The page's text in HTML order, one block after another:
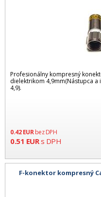
Profesionálny kompresný
dielektrikom 4,9mm(Nástupca a
4,9).
0.42EUR bez DPH
0.51 EURs DPH
F-konektor kompresný